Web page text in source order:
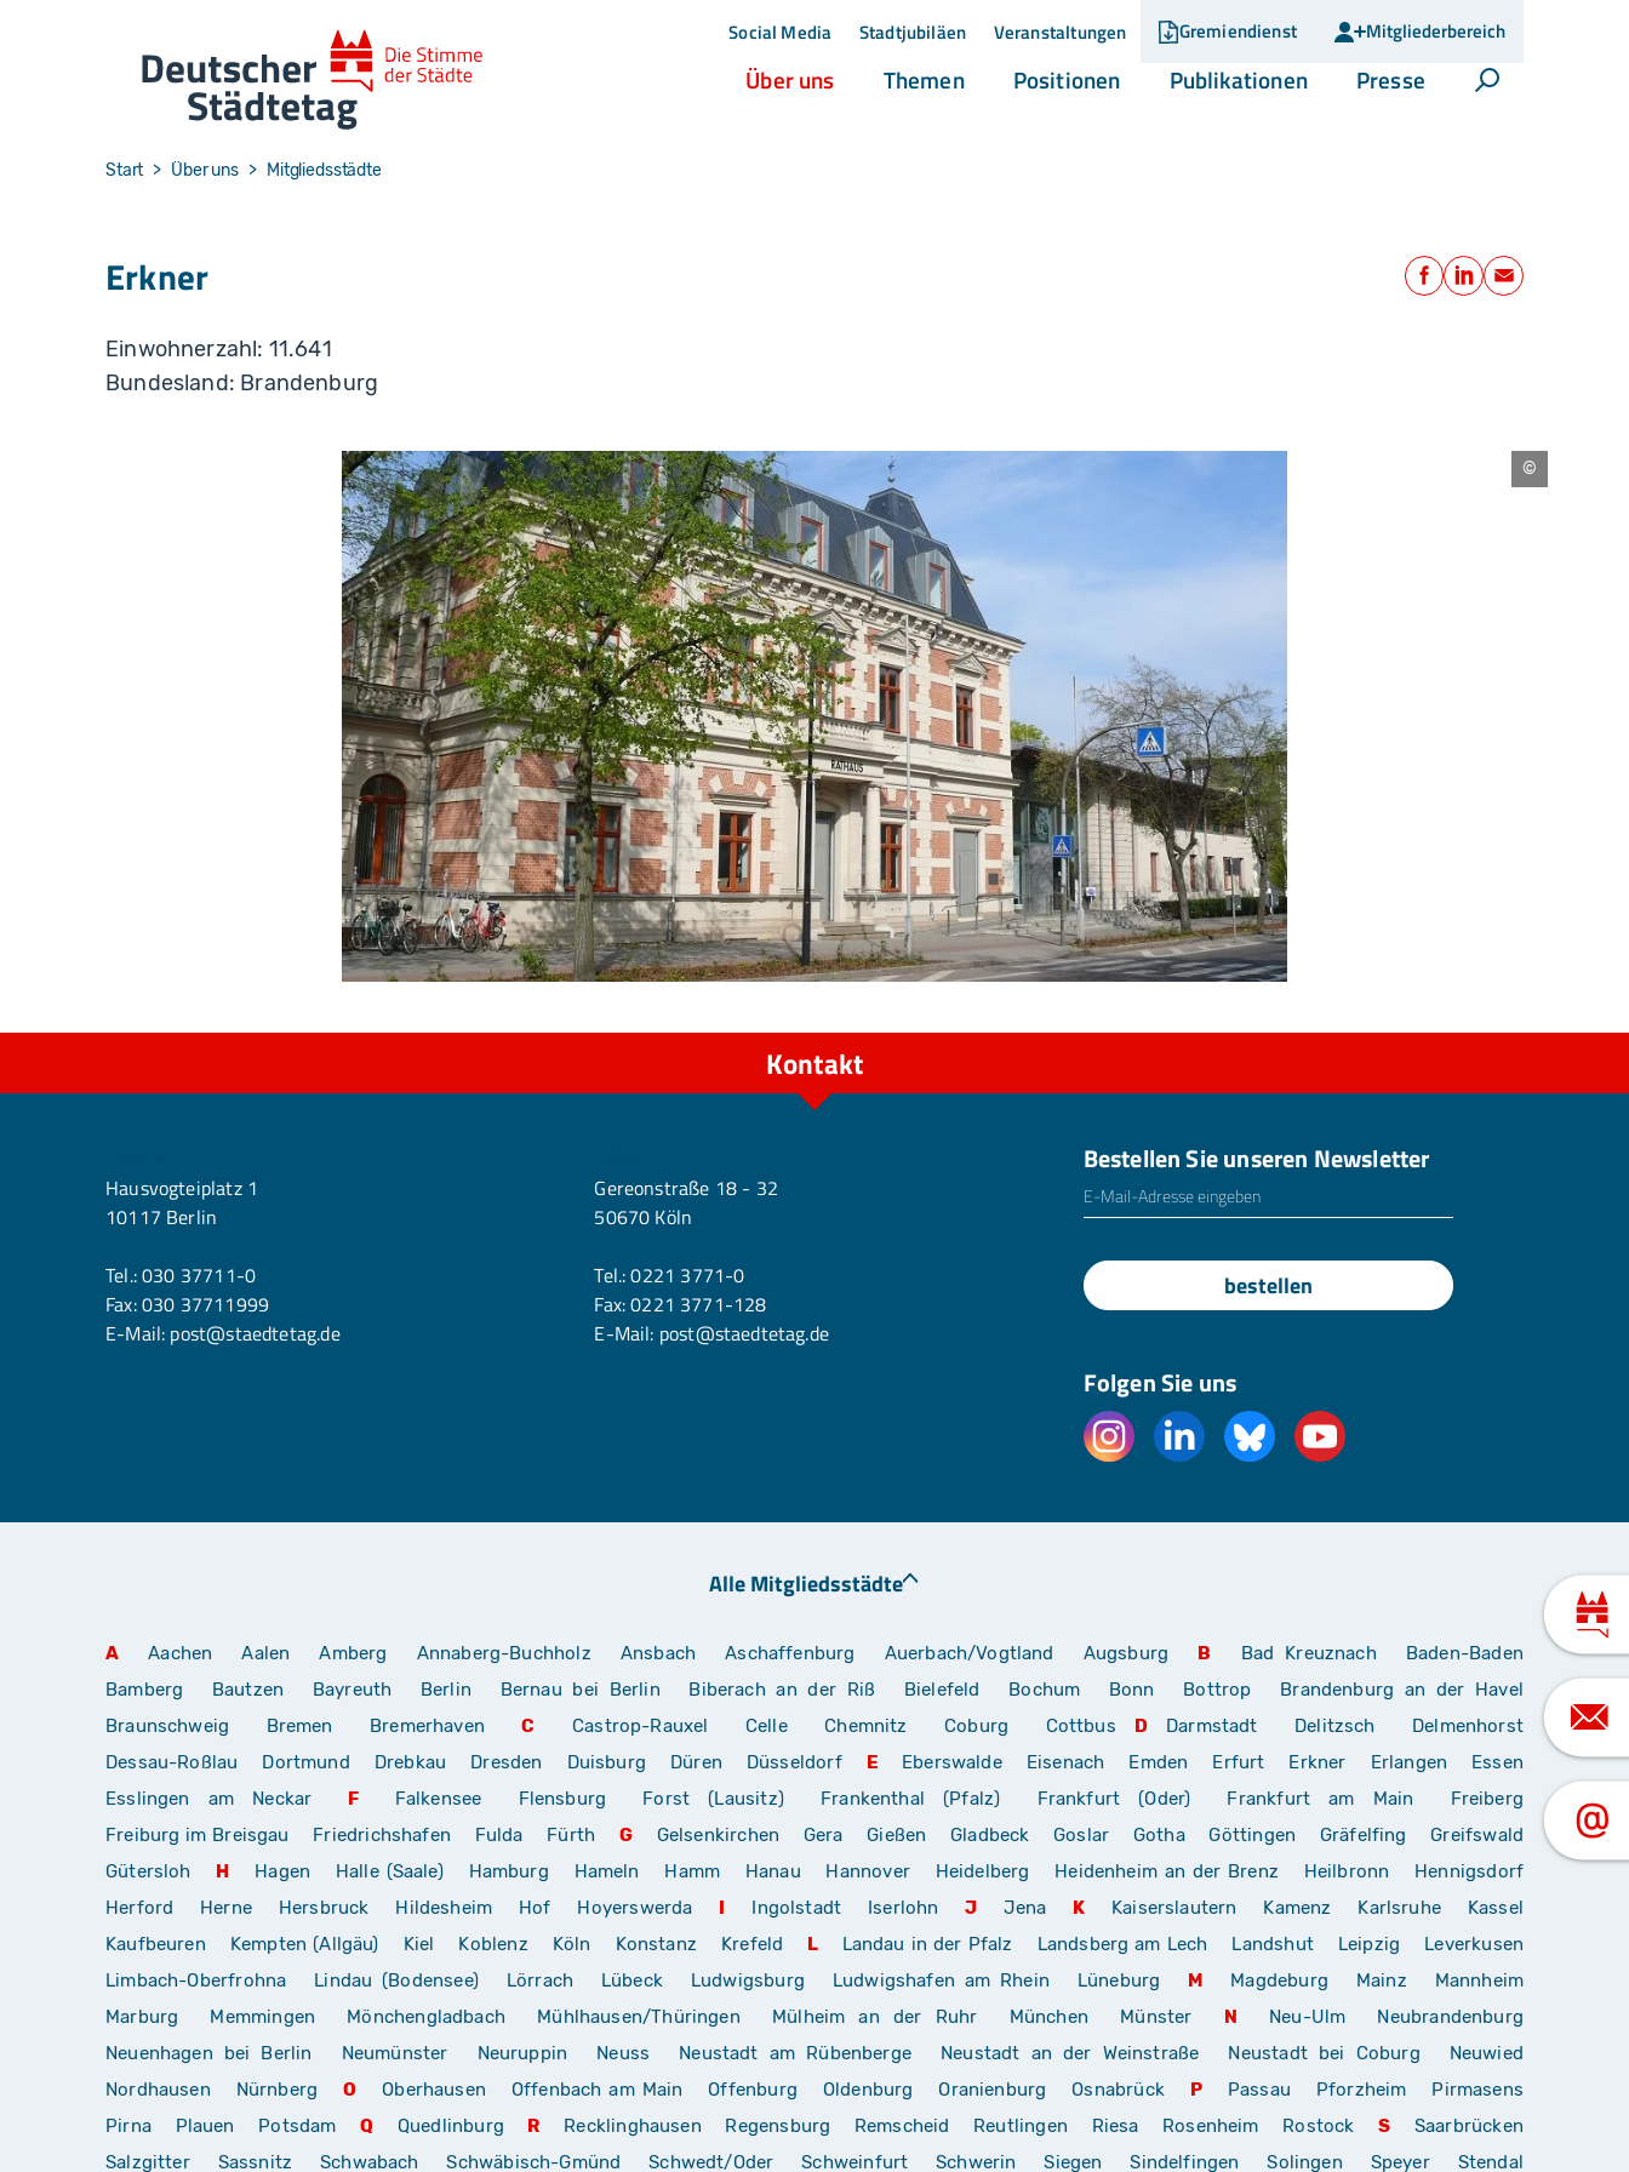
Social Media Stadtjubiläen Veranstaltungen Gremiendienst Mitgliederbereich
Über uns(current)Themen(current)Positionen(current)Publikationen(current)Presse (current)Suche öffnen
You are here:
Start Über uns Mitgliedsstädte
Erkner Teilen
Facebook
LinkedIn
E-Mail
Einwohnerzahl: 11.641
Bundesland: Brandenburg
Erkner
Kontakt
Hausvogteiplatz 1
10117 Berlin
Tel.:030 37711-0
Fax: 030 37711999
E-Mail: post@staedtetag.de
Gereonstraße 18 - 32
50670 Köln
Tel.:0221 3771-0
Fax: 0221 3771-128
E-Mail: post@staedtetag.de
Bestellen Sie unseren Newsletter
E-Mailadresse
bestellen
Folgen Sie uns
Alle Mitgliedsstädte
A Aachen Aalen Amberg Annaberg-Buchholz Ansbach Aschaffenburg Auerbach/Vogtland Augsburg B Bad Kreuznach
Baden-Baden
Bamberg
Bautzen Bayreuth Berlin Bernau bei Berlin Biberach an der Riß Bielefeld Bochum Bonn Bottrop
Brandenburg an der Havel
Braunschweig
Bremen Bremerhaven C Castrop-Rauxel Celle Chemnitz Coburg Cottbus D Darmstadt Delitzsch
Delmenhorst
Dessau-Roßlau
Dortmund Drebkau Dresden Duisburg Düren Düsseldorf E Eberswalde Eisenach Emden Erfurt Erkner Erlangen
Essen
Esslingen am Neckar
F Falkensee Flensburg Forst (Lausitz) Frankenthal (Pfalz) Frankfurt (Oder) Frankfurt am Main
Freiberg
Freiburg im Breisgau
Friedrichshafen Fulda Fürth G Gelsenkirchen Gera Gießen Gladbeck Goslar Gotha Göttingen Gräfelfing
Greifswald
Gütersloh
H Hagen Halle (Saale) Hamburg Hameln Hamm Hanau Hannover Heidelberg Heidenheim an der Brenz Heilbronn
Hennigsdorf
Herford
Herne Hersbruck Hildesheim Hof Hoyerswerda Ingolstadt Iserlohn J Jena K Kaiserslautern Kamenz Karlsruhe
Kassel
Kaufbeuren
Kempten (Allgäu) Kiel Koblenz Köln Konstanz Krefeld L Landau in der Pfalz Landsberg am Lech Landshut Leipzig
Leverkusen
Limbach-Oberfrohna
Lindau (Bodensee) Lörrach Lübeck Ludwigsburg Ludwigshafen am Rhein Lüneburg M Magdeburg Mainz
Mannheim
Marburg
Memmingen Mönchengladbach Mühlhausen/Thüringen Mülheim an der Ruhr München Münster N Neu-Ulm
Neubrandenburg
Neuenhagen bei Berlin
Neumünster Neuruppin Neuss Neustadt am Rübenberge Neustadt an der Weinstraße Neustadt bei Coburg
Neuwied
Nordhausen
Nürnberg O Oberhausen Offenbach am Main Offenburg Oldenburg Oranienburg Osnabrück P Passau Pforzheim
Pirmasens
Pirna
Plauen Potsdam Q Quedlinburg R Recklinghausen Regensburg Remscheid Reutlingen Riesa Rosenheim Rostock S
Saarbrücken
Salzgitter
Sassnitz Schwabach Schwäbisch-Gmünd Schwedt/Oder Schweinfurt Schwerin Siegen Sindelfingen Solingen Speyer Stendal